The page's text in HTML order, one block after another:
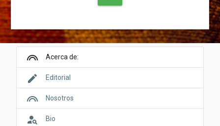
looks Acerca de:
edit Editorial
looks Nosotros
person_search Bio